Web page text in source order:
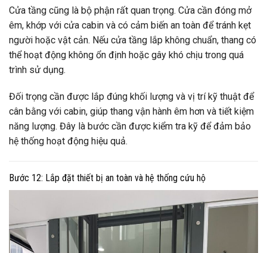
Cửa tầng cũng là bộ phận rất quan trọng. Cửa cần đóng mở
êm, khớp với cửa cabin và có cảm biến an toàn để tránh kẹt
người hoặc vật cản. Nếu cửa tầng lắp không chuẩn, thang có
thể hoạt động không ổn định hoặc gây khó chịu trong quá
trình sử dụng.
Đối trọng cần được lắp đúng khối lượng và vị trí kỹ thuật để
cân bằng với cabin, giúp thang vận hành êm hơn và tiết kiệm
năng lượng. Đây là bước cần được kiểm tra kỹ để đảm bảo
hệ thống hoạt động hiệu quả.
Bước 12: Lắp đặt thiết bị an toàn và hệ thống cứu hộ